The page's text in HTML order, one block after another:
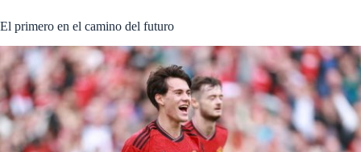
El primero en el camino del futuro